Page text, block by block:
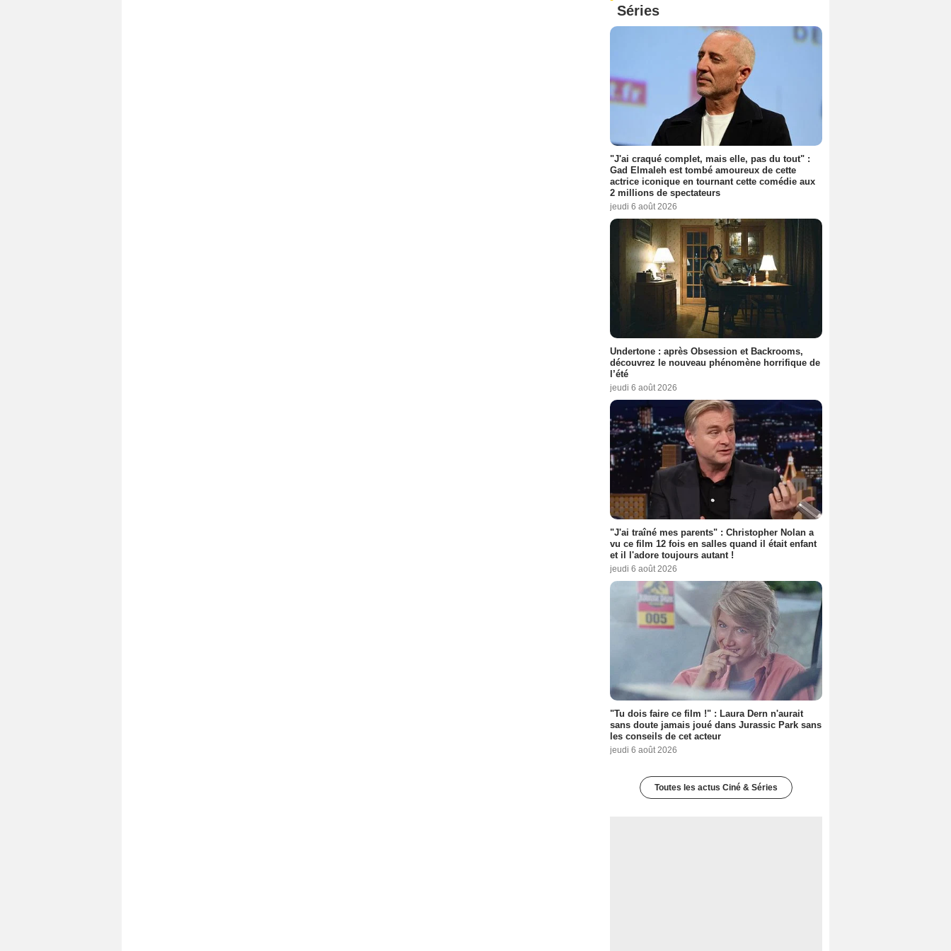
Séries
"J'ai craqué complet, mais elle, pas du tout" :
Gad Elmaleh est tombé amoureux de cette
actrice iconique en tournant cette comédie aux
2 millions de spectateurs
jeudi 6 août 2026
Undertone : après Obsession et Backrooms,
découvrez le nouveau phénomène horrifique de
l’été
jeudi 6 août 2026
"J'ai traîné mes parents" : Christopher Nolan a
vu ce film 12 fois en salles quand il était enfant
et il l'adore toujours autant !
jeudi 6 août 2026
"Tu dois faire ce film !" : Laura Dern n'aurait
sans doute jamais joué dans Jurassic Park sans
les conseils de cet acteur
jeudi 6 août 2026
Toutes les actus Ciné & Séries